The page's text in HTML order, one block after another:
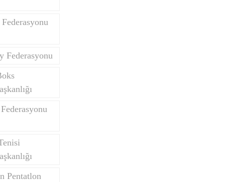
Federasyonu
Pentatlon